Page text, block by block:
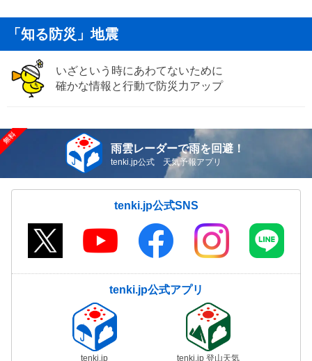
「知る防災」地震
いざという時にあわてないために
確かな情報と行動で防災力アップ
雨雲レーダーで雨を回避！
tenki.jp公式 天気予報アプリ
tenki.jp公式SNS
tenki.jp公式アプリ
tenki.jp tenki.jp 登山天気